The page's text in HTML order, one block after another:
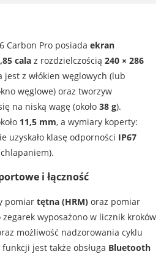
Carbon Pro posiada ekran
calaz rozdzielczością 240 × 286
z włókien węglowych (lub
węglowe) oraz tworzyw
na niską wagę (około 38 g).
11,5 mm, a wymiary koperty:
uzyskało klasę odporności IP67
i łączność
pomiar tętna (HRM)oraz pomiar
wyposażono w licznik kroków
możliwość nadzorowania cyklu
jest także obsługa Bluetooth